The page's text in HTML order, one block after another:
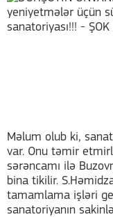
Məlum olub ki,
var. Onu təmir
sərəncamı ilə
bina tikilir.
tamamlama işləri
sanatoriyanın